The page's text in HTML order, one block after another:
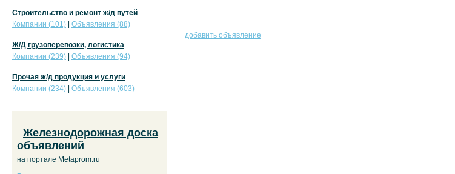
добавить объявление
Строительство и ремонт ж/д путей
Компании (101)
Объявления (88)
Ж/Д грузоперевозки, логистика
Компании (239)
Объявления (94)
Прочая ж/д продукция и услуги
Компании (234)
Объявления (603)
Железнодорожная доска
объявлений
на портале Metaprom.ru